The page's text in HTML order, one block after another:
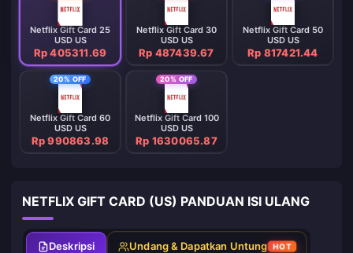
Netflix Gift Card 25
USD US
Rp 405311.69
Netflix Gift Card 30
USD US
Rp 487439.67
Netflix Gift Card 50
USD US
Rp 817421.44
20% OFF
Netflix Gift Card 60
USD US
Rp 990863.98
20% OFF
Netflix Gift Card 100
USD US
Rp 1630065.87
NETFLIX GIFT CARD (US) PANDUAN ISI ULANG
Deskripsi Undang & Dapatkan Untung HOT